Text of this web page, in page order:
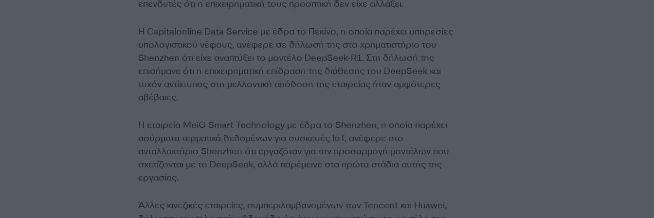
επενδυτές ότι η επιχειρηματική τους προοπτική δεν είχε αλλάξει.
Η Capitalonline Data Service με έδρα το Πεκίνο, η οποία παρέχει υπηρεσίες
υπολογιστικού νέφους, ανέφερε σε δήλωσή της στο χρηματιστήριο του
Shenzhen ότι είχε αναπτύξει το μοντέλο DeepSeek-R1. Στη δήλωσή της
επισήμανε ότι η επιχειρηματική επίδραση της διάθεσης του DeepSeek και
τυχόν αντίκτυπος στη μελλοντική απόδοση της εταιρείας ήταν αμφότερες
αβέβαιες.
Η εταιρεία MeiG Smart Technology με έδρα το Shenzhen, η οποία παρέχει
ασύρματα τερματικά δεδομένων για συσκευές IoT, ανέφερε στο
ανταλλακτήριο Shenzhen ότι εργαζόταν για την προσαρμογή μοντέλων που
σχετίζονται με το DeepSeek, αλλά παρέμεινε στα πρώτα στάδια αυτής της
εργασίας.
Άλλες κινεζικές εταιρείες, συμπεριλαμβανομένων των Tencent και Huawei,